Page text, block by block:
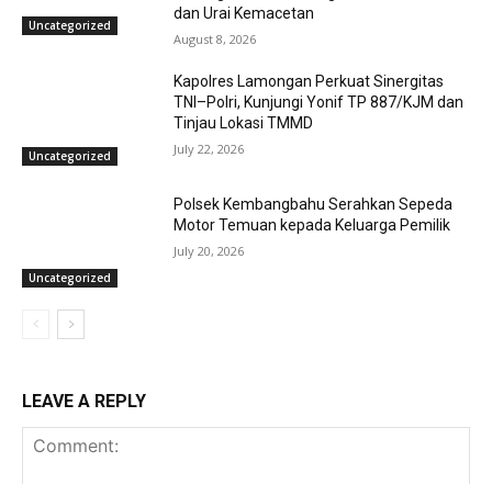
Uncategorized
dan Urai Kemacetan
August 8, 2026
Uncategorized
Kapolres Lamongan Perkuat Sinergitas
TNI–Polri, Kunjungi Yonif TP 887/KJM dan
Tinjau Lokasi TMMD
July 22, 2026
Uncategorized
Polsek Kembangbahu Serahkan Sepeda
Motor Temuan kepada Keluarga Pemilik
July 20, 2026
LEAVE A REPLY